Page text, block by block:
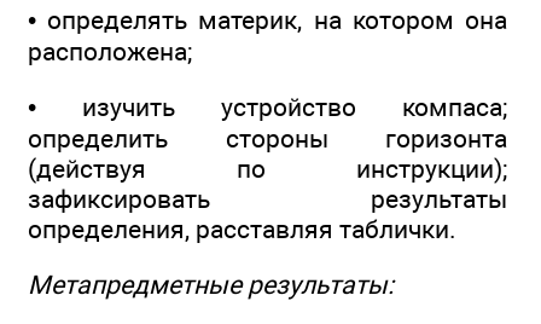
• определять материк, на котором она
расположена;
• изучить устройство компаса;
определить стороны горизонта
(действуя по инструкции);
зафиксировать результаты
определения, расставляя таблички.
Метапредметные результаты: